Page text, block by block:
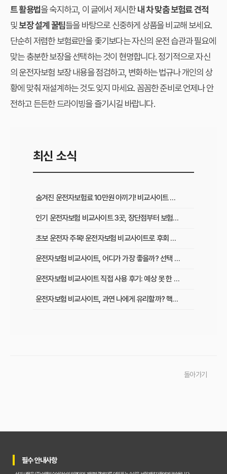
트 활용법을 숙지하고, 이 글에서 제시한내 차 맞춤 보험료 견적
및보장 설계 꿀팁들을 바탕으로 신중하게 상품을 비교해 보세요.
단순히 저렴한 보험료만을 좇기보다는 자신의 운전 습관과 필요에
맞는 충분한 보장을 선택하는 것이 현명합니다. 정기적으로 자신
의 운전자보험 보장 내용을 점검하고, 변화하는 법규나 개인의 상
황에 맞춰 재설계하는 것도 잊지 마세요. 꼼꼼한 준비로 언제나 안
전하고 든든한 드라이빙을 즐기시길 바랍니다.
최신 소식
숨겨진 운전자보험료 10만원 아끼기! 비교사이트 활용법 이것부터 확인
인기 운전자보험 비교사이트 3곳, 장단점부터 보험료 차이까지 한눈에 비교
초보 운전자 주목! 운전자보험 비교사이트로 후회 없이 가입하는 핵심 꿀팁
운전자보험 비교사이트, 어디가 가장 좋을까? 선택 기준 완벽 분석
운전자보험 비교사이트 직접 사용 후기: 예상 못 한 단점과 알짜배기 혜택
운전자보험 비교사이트, 과연 나에게 유리할까? 핵심 정보 총정리
돌아가기
필수 안내사항